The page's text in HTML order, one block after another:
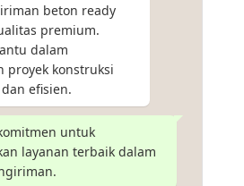
beton ready
premium.
dalam
proyek konstruksi
efisien.
untuk
layanan terbaik dalam